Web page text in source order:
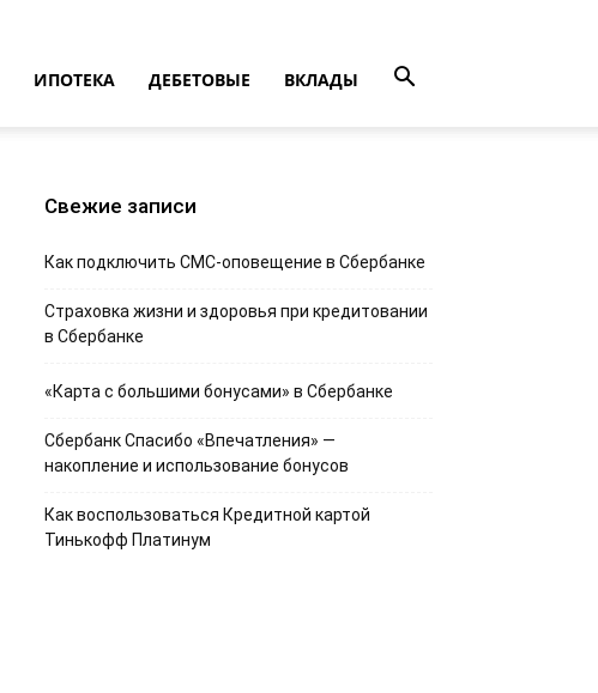
ИПОТЕКА ДЕБЕТОВЫЕ ВКЛАДЫ
Свежие записи
Как подключить СМС-оповещение в Сбербанке
Страховка жизни и здоровья при кредитовании
в Сбербанке
«Карта с большими бонусами» в Сбербанке
Cбербанк Спасибо «Впечатления» —
накопление и использование бонусов
Как воспользоваться Кредитной картой
Тинькофф Платинум